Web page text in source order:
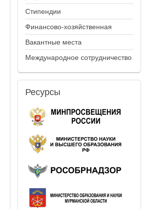
Стипендии
Финансово-хозяйственная
Вакантные места
Международное сотрудничество
Ресурсы